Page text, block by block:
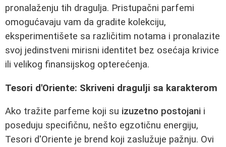
pronalaženju tih dragulja. Pristupačni parfemi
omogućavaju vam da gradite kolekciju,
eksperimentišete sa različitim notama i pronalazite
svoj jedinstveni mirisni identitet bez osećaja krivice
ili velikog finansijskog opterećenja.
Tesori d'Oriente: Skriveni dragulji sa karakterom
Ako tražite parfeme koji su izuzetno postojani i
poseduju specifičnu, nešto egzotičnu energiju,
Tesori d'Oriente je brend koji zaslužuje pažnju. Ovi